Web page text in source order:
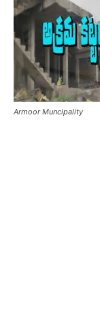
Armoor Muncipality